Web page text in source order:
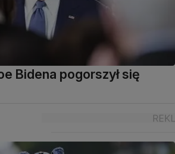
Bidena pogorszył się